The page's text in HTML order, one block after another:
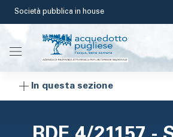
Salta
contenuto
principale
Società pubblica in house
In questa sezione